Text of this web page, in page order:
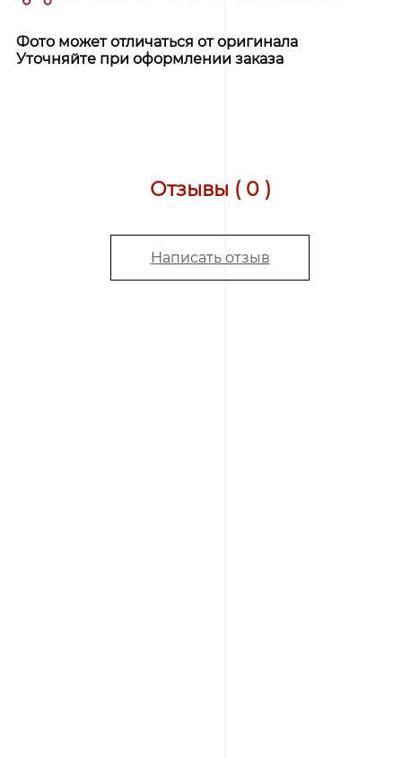
Фото может отличаться от оригинала
Уточняйте при оформлении заказа
Отзывы ( 0 )
Написать отзыв